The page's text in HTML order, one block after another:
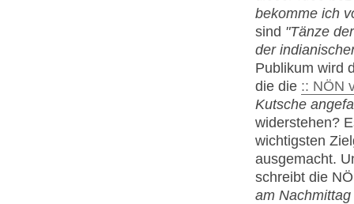
bekomme ich
sind "Tänze
der
Publikum wird
die die :: NÖN
Kutsche
widerstehen?
wichtigsten
ausgemacht.
schreibt die
am